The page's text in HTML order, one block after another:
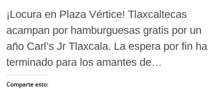
¡Locura en Plaza Vértice! Tlaxcaltecas
acampan por hamburguesas gratis por un
año Carl’s Jr Tlaxcala. La espera por fin ha
terminado para los amantes de…
Comparte esto: